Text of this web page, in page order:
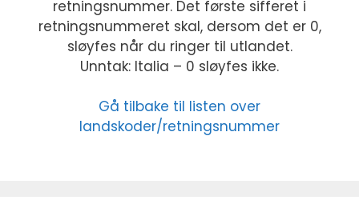
retningsnummer. Det første sifferet i
retningsnummeret skal, dersom det er 0,
sløyfes når du ringer til utlandet.
Unntak: Italia – 0 sløyfes ikke.
Gå tilbake til listen over
landskoder/retningsnummer